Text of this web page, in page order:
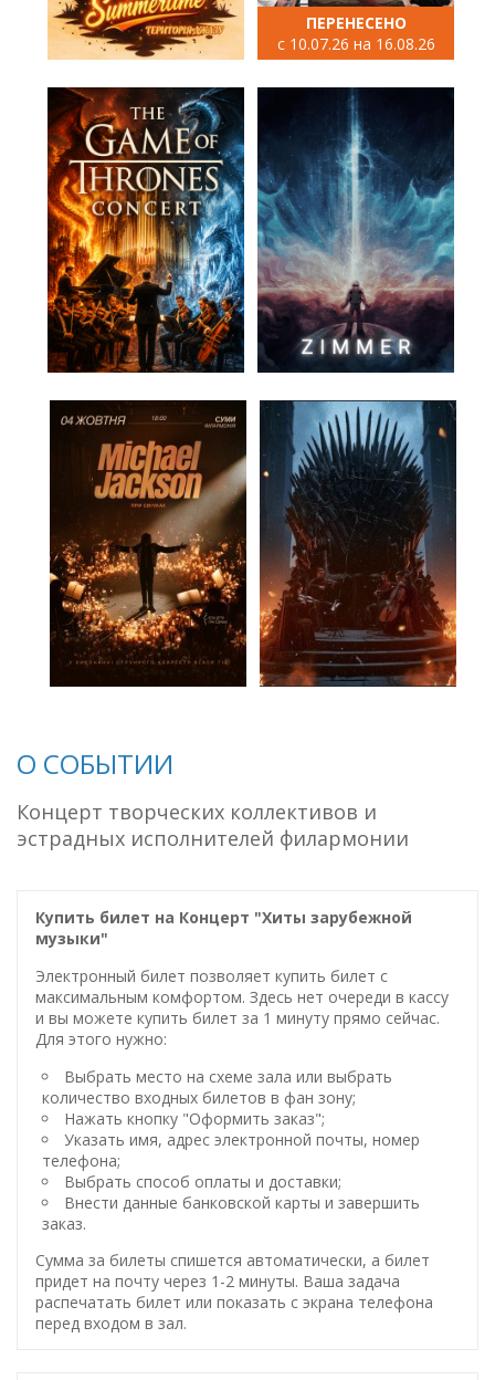
ПЕРЕНЕСЕНО
с 10.07.26 на 16.08.26
О СОБЫТИИ
Концерт творческих коллективов и
эстрадных исполнителей филармонии
Купить билет на Концерт "Хиты зарубежной
музыки"
Электронный билет позволяет купить билет с
максимальным комфортом. Здесь нет очереди в кассу
и вы можете купить билет за 1 минуту прямо сейчас.
Для этого нужно:
Выбрать место на схеме зала или выбрать
количество входных билетов в фан зону;
Нажать кнопку "Оформить заказ";
Указать имя, адрес электронной почты, номер
телефона;
Выбрать способ оплаты и доставки;
Внести данные банковской карты и завершить
заказ.
Сумма за билеты спишется автоматически, а билет
придет на почту через 1-2 минуты. Ваша задача
распечатать билет или показать с экрана телефона
перед входом в зал.